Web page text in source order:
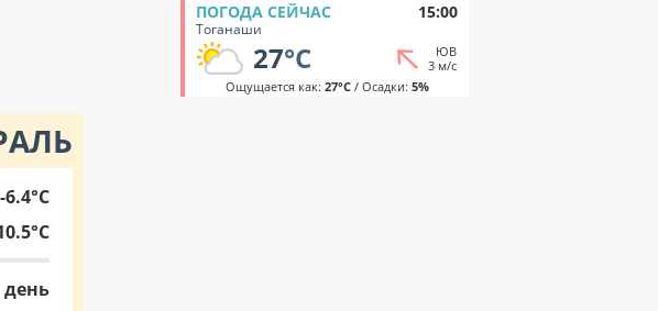
ПОГОДА СЕЙЧАС 15:00
Тоганаши
27°C
ЮВ
3 м/с
Ощущается как: 27°C/ Осадки: 5%
-6.4°C
день